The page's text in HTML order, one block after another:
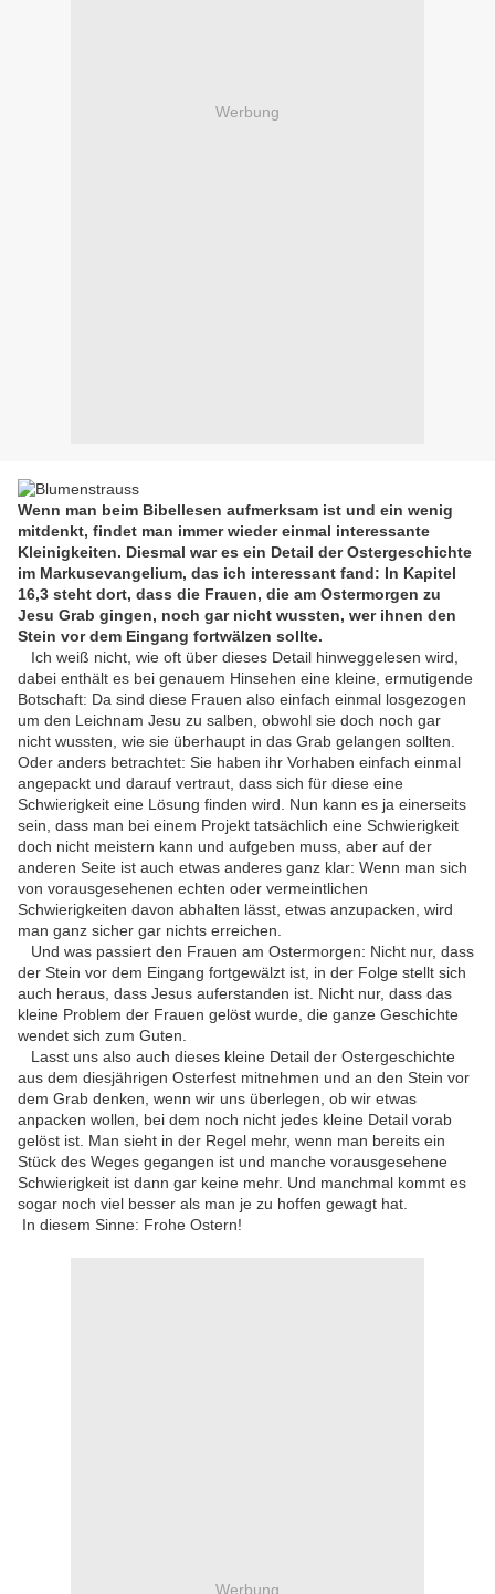
Werbung
Wenn man beim Bibellesen aufmerksam ist und ein wenig
mitdenkt, findet man immer wieder einmal interessante
Kleinigkeiten. Diesmal war es ein Detail der Ostergeschichte
im Markusevangelium, das ich interessant fand: In Kapitel
16,3 steht dort, dass die Frauen, die am Ostermorgen zu
Jesu Grab gingen, noch gar nicht wussten, wer ihnen den
Stein vor dem Eingang fortwälzen sollte.
Ich weiß nicht, wie oft über dieses Detail hinweggelesen wird,
dabei enthält es bei genauem Hinsehen eine kleine, ermutigende
Botschaft: Da sind diese Frauen also einfach einmal losgezogen
um den Leichnam Jesu zu salben, obwohl sie doch noch gar
nicht wussten, wie sie überhaupt in das Grab gelangen sollten.
Oder anders betrachtet: Sie haben ihr Vorhaben einfach einmal
angepackt und darauf vertraut, dass sich für diese eine
Schwierigkeit eine Lösung finden wird. Nun kann es ja einerseits
sein, dass man bei einem Projekt tatsächlich eine Schwierigkeit
doch nicht meistern kann und aufgeben muss, aber auf der
anderen Seite ist auch etwas anderes ganz klar: Wenn man sich
von vorausgesehenen echten oder vermeintlichen
Schwierigkeiten davon abhalten lässt, etwas anzupacken, wird
man ganz sicher gar nichts erreichen.
Und was passiert den Frauen am Ostermorgen: Nicht nur, dass
der Stein vor dem Eingang fortgewälzt ist, in der Folge stellt sich
auch heraus, dass Jesus auferstanden ist. Nicht nur, dass das
kleine Problem der Frauen gelöst wurde, die ganze Geschichte
wendet sich zum Guten.
Lasst uns also auch dieses kleine Detail der Ostergeschichte
aus dem diesjährigen Osterfest mitnehmen und an den Stein vor
dem Grab denken, wenn wir uns überlegen, ob wir etwas
anpacken wollen, bei dem noch nicht jedes kleine Detail vorab
gelöst ist. Man sieht in der Regel mehr, wenn man bereits ein
Stück des Weges gegangen ist und manche vorausgesehene
Schwierigkeit ist dann gar keine mehr. Und manchmal kommt es
sogar noch viel besser als man je zu hoffen gewagt hat.
In diesem Sinne: Frohe Ostern!
Werbung